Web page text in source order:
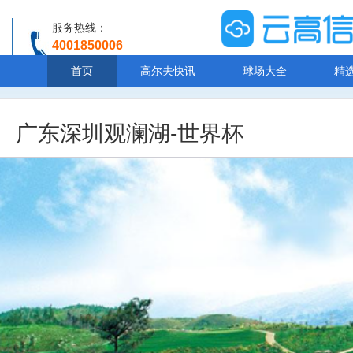
服务热线：
4001850006
首页 高尔夫快讯 球场大全 精
广东深圳观澜湖-世界杯